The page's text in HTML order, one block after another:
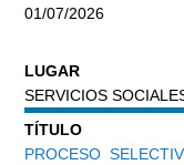
01/07/2026
LUGAR
SERVICIOS
TÍTULO
PROCESO